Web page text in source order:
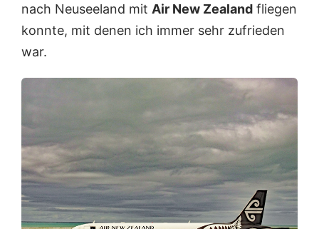
nach Neuseeland mit Air New Zealand fliegen
konnte, mit denen ich immer sehr zufrieden
war.